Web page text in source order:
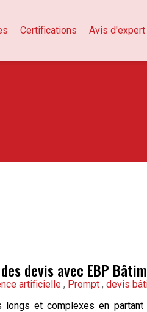
Certifications Avis d'expert
devis avec EBP
artificielle , Prompt , devis
et complexes en partant